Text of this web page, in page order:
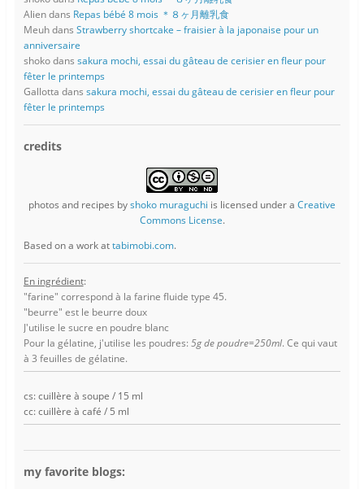
Aliendans Repas bébé 8 mois ＊８ヶ月離乳食
Meuhdans Strawberry shortcake – fraisier à la japonaise pour un
anniversaire
shokodans sakura mochi, essai du gâteau de cerisier en fleur pour
fêter le printemps
Gallotta dans sakura mochi, essai du gâteau de cerisier en fleur pour
fêter le printemps
credits
photos and recipes byshoko muraguchi is licensed under a Creative
Commons License.
Based on a work attabimobi.com.
En ingrédient:
"farine" correspond à la farine fluide type 45.
"beurre" est le beurre doux
J'utilise le sucre en poudre blanc
Pour la gélatine, j'utilise les poudres: 5g de poudre=250ml. Ce qui vaut
à 3 feuilles de gélatine.
cs: cuillère à soupe / 15 ml
cc: cuillère à café / 5 ml
my favorite blogs: